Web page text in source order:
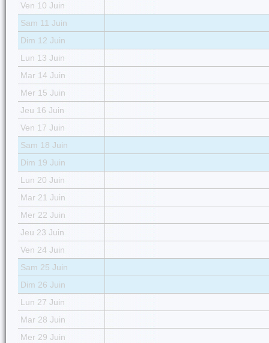
Ven 10 Juin
Sam 11 Juin
Dim 12 Juin
Lun 13 Juin
Mar 14 Juin
Mer 15 Juin
Jeu 16 Juin
Ven 17 Juin
Sam 18 Juin
Dim 19 Juin
Lun 20 Juin
Mar 21 Juin
Mer 22 Juin
Jeu 23 Juin
Ven 24 Juin
Sam 25 Juin
Dim 26 Juin
Lun 27 Juin
Mar 28 Juin
Mer 29 Juin